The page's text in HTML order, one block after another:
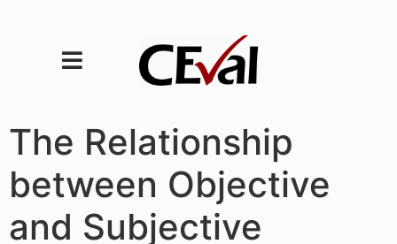
The Relationship
between Objective
and Subjective